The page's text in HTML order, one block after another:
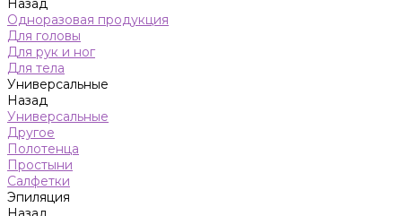
Назад
Одноразовая продукция
Для головы
Для рук и ног
Для тела
Универсальные
Назад
Универсальные
Другое
Полотенца
Простыни
Салфетки
Эпиляция